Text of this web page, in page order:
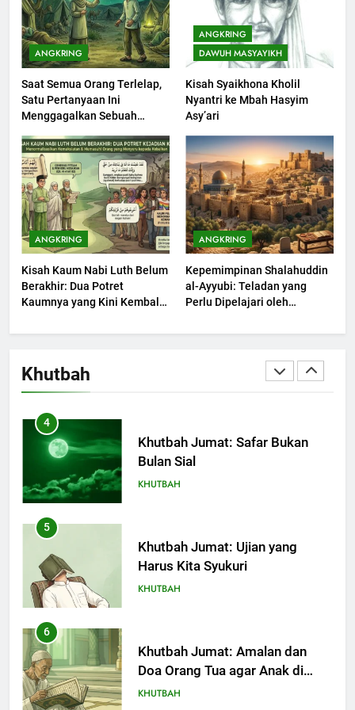
ANGKRING
Saat Semua Orang Terlelap,
Satu Pertanyaan Ini
Menggagalkan Sebuah
ANGKRING
DAWUH MASYAYIKH
Kisah Syaikhona Kholil
Nyantri ke Mbah Hasyim
Asy’ari
ANGKRING
Kisah Kaum Nabi Luth Belum
Berakhir: Dua Potret
Kaumnya yang Kini Kembali
ANGKRING
Kepemimpinan Shalahuddin
al-Ayyubi: Teladan yang
Perlu Dipelajari oleh
(2)
Khutbah
203
Khutbah Jumat: Bulan
Muharram Bulan Bersejarah
KHUTBAH
Dengki Tak Akan Pernah
Berjaya?
KHUTBAH
2
Khutbah Jumat: Melihat
Limpahan Nikmat Allah
KHUTBAH
Khutbah Jumat: Ketaatan,
Kebaikan dan Pengaruhnya
4
Khutbah Jumat: Safar Bukan
Bulan Sial
KHUTBAH
5
Khutbah Jumat: Ujian yang
Harus Kita Syukuri
KHUTBAH
6
Khutbah Jumat: Amalan dan
Doa Orang Tua agar Anak di
Pondok Pesantren Sukses Dunia
KHUTBAH